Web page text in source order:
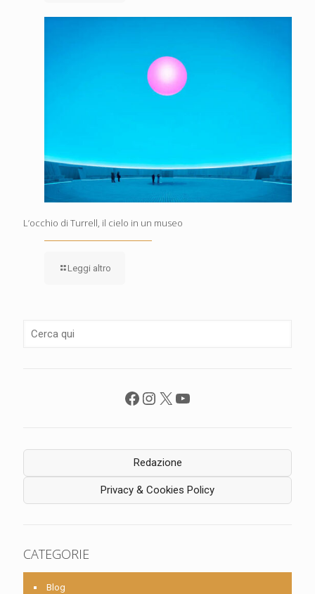
L’occhio di Turrell, il cielo in un museo
Leggi altro
Facebook
Instagram
X YouTube
Redazione
Privacy & Cookies Policy
CATEGORIE
Blog